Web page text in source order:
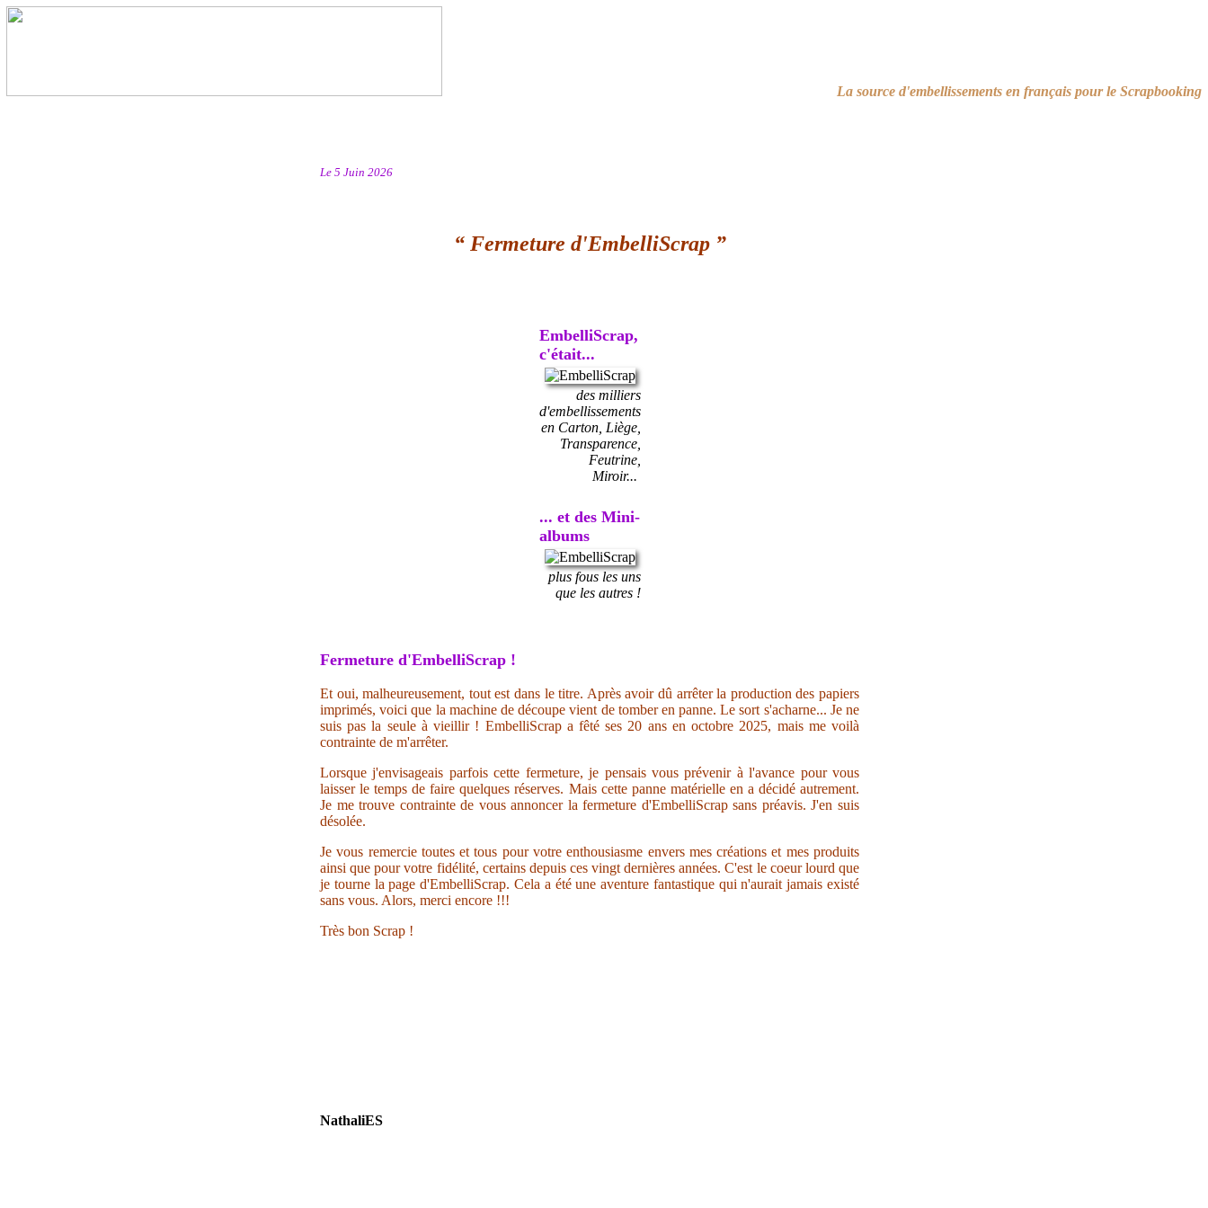
La source d'embellissements en français pour le Scrapbooking
Le 5 Juin 2026
“ Fermeture d'EmbelliScrap ”
EmbelliScrap,
c'était...
des milliers
d'embellissements
en Carton, Liège,
Transparence,
Feutrine,
Miroir...
... et des Mini-
albums
plus fous les uns
que les autres !
Fermeture d'EmbelliScrap !
Et oui, malheureusement, tout est dans le titre. Après avoir dû arrêter la production des papiers
imprimés, voici que la machine de découpe vient de tomber en panne. Le sort s'acharne... Je ne
suis pas la seule à vieillir ! EmbelliScrap a fêté ses 20 ans en octobre 2025, mais me voilà
contrainte de m'arrêter.
Lorsque j'envisageais parfois cette fermeture, je pensais vous prévenir à l'avance pour vous
laisser le temps de faire quelques réserves. Mais cette panne matérielle en a décidé autrement.
Je me trouve contrainte de vous annoncer la fermeture d'EmbelliScrap sans préavis. J'en suis
désolée.
Je vous remercie toutes et tous pour votre enthousiasme envers mes créations et mes produits
ainsi que pour votre fidélité, certains depuis ces vingt dernières années. C'est le coeur lourd que
je tourne la page d'EmbelliScrap. Cela a été une aventure fantastique qui n'aurait jamais existé
sans vous. Alors, merci encore !!!
Très bon Scrap !
NathaliES